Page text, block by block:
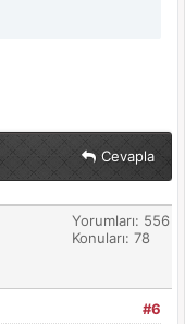
Cevapla
Yorumları: 556
Konuları: 78
#6